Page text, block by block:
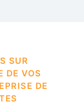
SUR
DE VOS
DE